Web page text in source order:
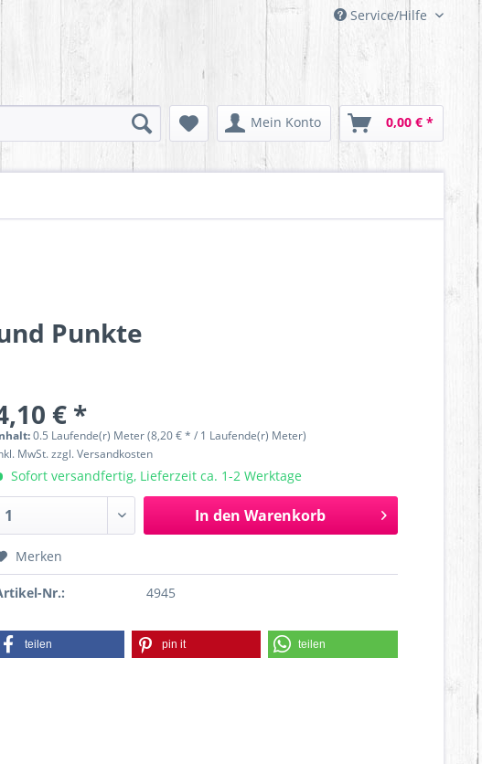
Service/Hilfe
Mein Konto 0,00 € *
Punkte
€ *
0.5 Laufende(r) Meter (8,20 € * / 1 Laufende(r) Meter)
MwSt.zzgl. Versandkosten
Sofort versandfertig, Lieferzeit ca. 1-2 Werktage
In den Warenkorb
Merken
Nr.: 4945
teilen pin it teilen